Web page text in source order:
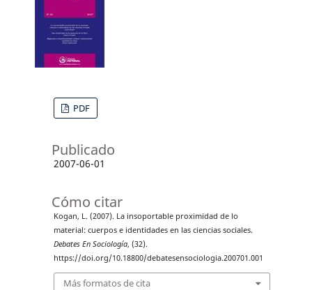
PDF
Publicado
2007-06-01
Cómo citar
Kogan, L. (2007). La insoportable proximidad de lo
material: cuerpos e identidades en las ciencias sociales.
Debates En Sociología, (32).
https://doi.org/10.18800/debatesensociologia.200701.001
Más formatos de cita